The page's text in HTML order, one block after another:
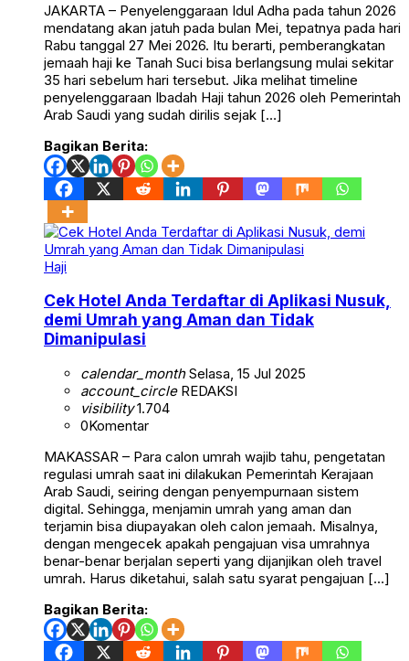
JAKARTA – Penyelenggaraan Idul Adha pada tahun 2026
mendatang akan jatuh pada bulan Mei, tepatnya pada hari
Rabu tanggal 27 Mei 2026. Itu berarti, pemberangkatan
jemaah haji ke Tanah Suci bisa berlangsung mulai sekitar
35 hari sebelum hari tersebut. Jika melihat timeline
penyelenggaraan Ibadah Haji tahun 2026 oleh Pemerintah
Arab Saudi yang sudah dirilis sejak […]
Bagikan Berita:
Haji
Cek Hotel Anda Terdaftar di Aplikasi Nusuk,
demi Umrah yang Aman dan Tidak
Dimanipulasi
calendar_monthSelasa, 15 Jul 2025
account_circleREDAKSI
visibility1.704
0Komentar
MAKASSAR – Para calon umrah wajib tahu, pengetatan
regulasi umrah saat ini dilakukan Pemerintah Kerajaan
Arab Saudi, seiring dengan penyempurnaan sistem
digital. Sehingga, menjamin umrah yang aman dan
terjamin bisa diupayakan oleh calon jemaah. Misalnya,
dengan mengecek apakah pengajuan visa umrahnya
benar-benar berjalan seperti yang dijanjikan oleh travel
umrah. Harus diketahui, salah satu syarat pengajuan […]
Bagikan Berita: